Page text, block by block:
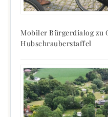
Mobiler Bürgerdialog zu
Hubschrauberstaffel